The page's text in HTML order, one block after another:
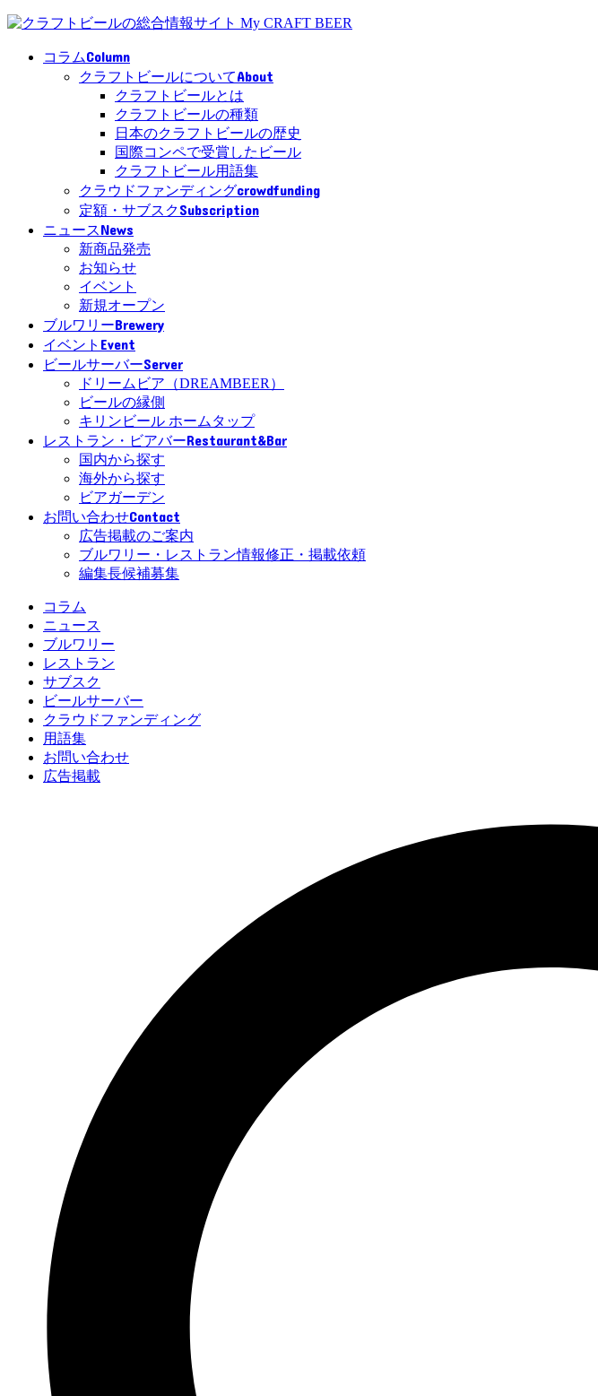
コラムColumn
クラフトビールについてAbout
クラフトビールとは
クラフトビールの種類
日本のクラフトビールの歴史
国際コンペで受賞したビール
クラフトビール用語集
クラウドファンディングcrowdfunding
定額・サブスクSubscription
ニュースNews
新商品発売
お知らせ
イベント
新規オープン
ブルワリーBrewery
イベント Event
ビールサーバーServer
ドリームビア（DREAMBEER）
ビールの縁側
キリンビール ホームタップ
レストラン・ビアバーRestaurant&Bar
国内から探す
海外から探す
ビアガーデン
お問い合わせContact
広告掲載のご案内
ブルワリー・レストラン情報修正・掲載依頼
編集長候補募集
コラム
ニュース
ブルワリー
レストラン
サブスク
ビールサーバー
クラウドファンディング
用語集
お問い合わせ
広告掲載